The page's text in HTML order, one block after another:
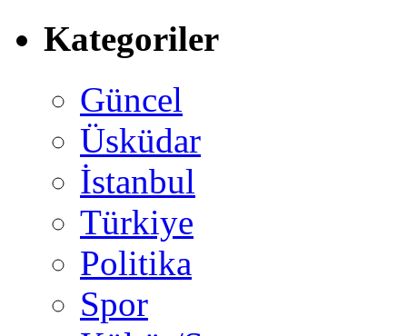
Kategoriler
Güncel
Üsküdar
İstanbul
Türkiye
Politika
Spor